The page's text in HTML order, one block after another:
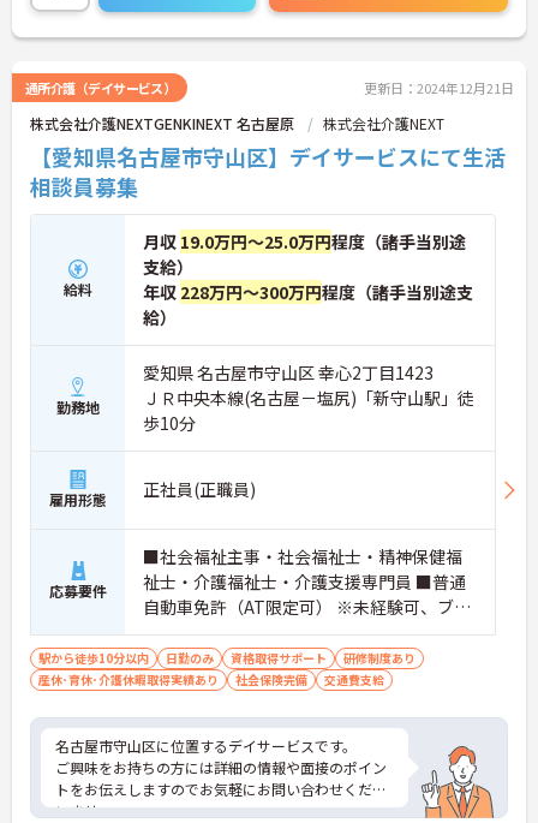
通所介護（デイサービス） 更新日：2024年12月21日
株式会社介護NEXTGENKINEXT 名古屋原 株式会社介護NEXT
【愛知県名古屋市守山区】デイサービスにて生活
相談員募集
給料
月収 19.0万円～25.0万円程度（諸手当別途
支給）
年収 228万円～300万円程度（諸手当別途支
給）
勤務地
愛知県 名古屋市守山区 幸心2丁目1423
ＪＲ中央本線(名古屋－塩尻)「新守山駅」徒
歩10分
雇用形態 正社員(正職員)
応募要件
■社会福祉主事・社会福祉士・精神保健福
祉士・介護福祉士・介護支援専門員 ■普通
自動車免許（AT限定可） ※未経験可、ブラ
ンク可 ※地域によって条件が異なります。
詳しくはお問い合わせください。
駅から徒歩10分以内 日勤のみ 資格取得サポート
研修制度あり
産休･育休･介護休暇取得実績あり
社会保険完備 交通費支給
名古屋市守山区に位置するデイサービスです。
ご興味をお持ちの方には詳細の情報や面接のポイン
トをお伝えしますのでお気軽にお問い合わせくださ
いませ。